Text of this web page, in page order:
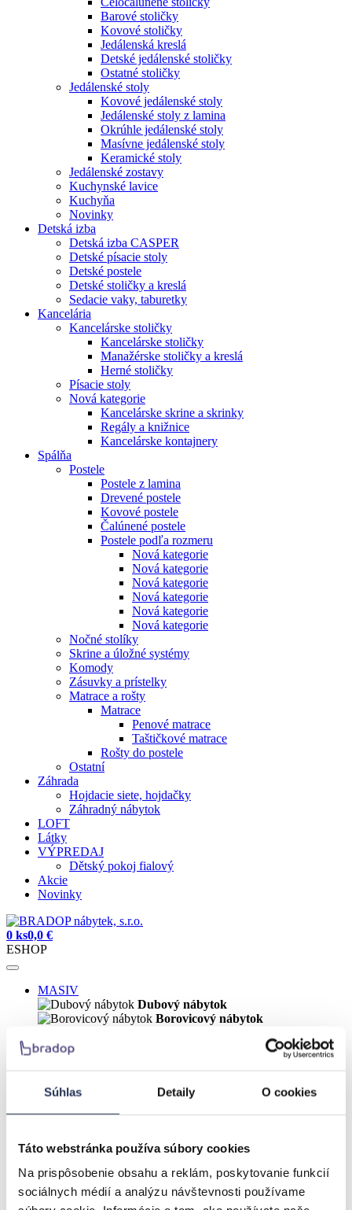
Súhlas Detaily O cookies
Táto webstránka používa súbory cookies
Na prispôsobenie obsahu a reklám, poskytovanie funkcií
sociálnych médií a analýzu návštevnosti používame
Barové stoličky
Kovové stoličky
Jedálenská kreslá
Detské jedálenské stoličky
Ostatné stoličky
Jedálenské stoly
Kovové jedálenské stoly
Jedálenské stoly z lamina
Okrúhle jedálenské stoly
Masívne jedálenské stoly
Keramické stoly
Jedálenské zostavy
Kuchynské lavice
Kuchyňa
Novinky
Detská izba
Detská izba CASPER
Detské písacie stoly
Detské postele
Detské stoličky a kreslá
Sedacie vaky, taburetky
Kancelária
Kancelárske stoličky
Kancelárske stoličky
Manažérske stoličky a kreslá
Herné stoličky
Písacie stoly
Nová kategorie
Kancelárske skrine a skrinky
Regály a knižnice
Kancelárske kontajnery
Spálňa
Postele
Postele z lamina
Drevené postele
Kovové postele
Čalúnené postele
Postele podľa rozmeru
Nová kategorie
Nová kategorie
Nová kategorie
Nová kategorie
Nová kategorie
Nová kategorie
Nočné stolíky
Skrine a úložné systémy
Komody
Zásuvky a prístelky
Matrace a rošty
Matrace
Penové matrace
Taštičkové matrace
Rošty do postele
Ostatní
Záhrada
Hojdacie siete, hojdačky
Záhradný nábytok
LOFT
Látky
VÝPREDAJ
Dětský pokoj fialový
Akcie
Novinky
0 ks0,0 €
ESHOP
MASIV
Dubový nábytok
Borovicový nábytok
Predsieňové lavice
Predsieňové zostavy
Obývačka
Pohovky
Konferenčné stolíky
TV stolíky